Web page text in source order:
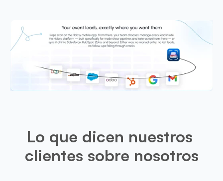
Lo que dicen nuestros
clientes sobre nosotros